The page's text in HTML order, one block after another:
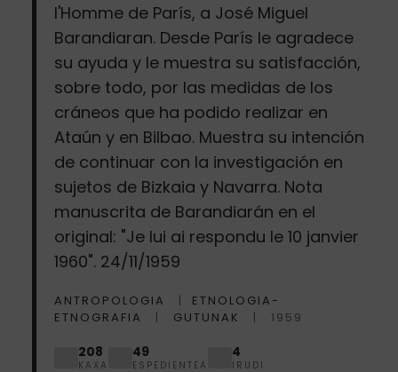
l'Homme de París, a José Miguel
Barandiaran. Desde París le agradece
su ayuda y le muestra su satisfacción,
sobre todo, por las medidas de los
cráneos que ha podido realizar en
Ataún y en Bilbao. Muestra su intención
de continuar con la investigación en
sujetos de Bizkaia y Navarra. Nota
manuscrita de Barandiarán en el
original: "Je lui ai respondu le 10 janvier
1960". 24/11/1959
ANTROPOLOGIA
ETNOLOGIA-
ETNOGRAFIA
GUTUNAK 1959
208
KAXA
49
ESPEDIENTEA
4
IRUDI